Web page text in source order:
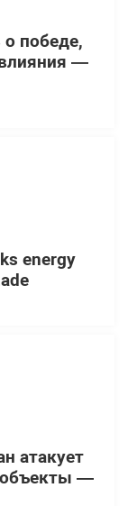
победе,
—
energy
атакует
объекты —